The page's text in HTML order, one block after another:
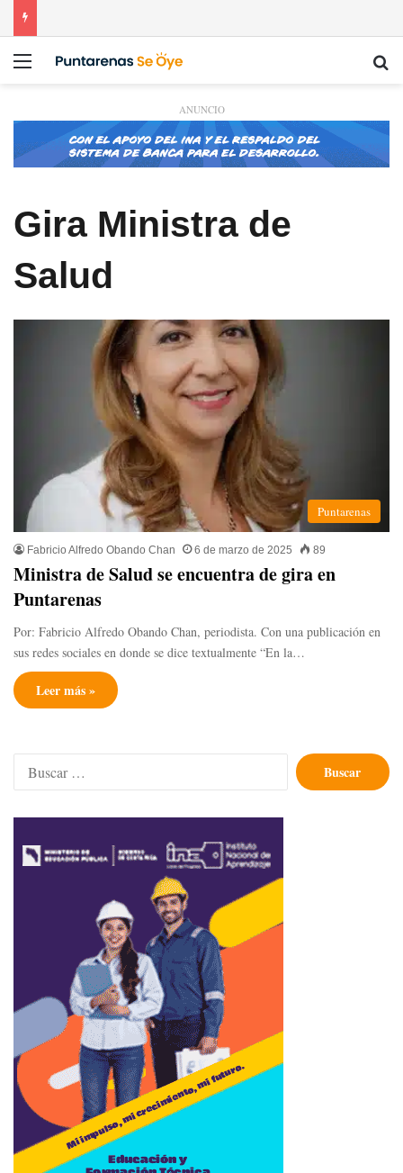
Menú
ANUNCIO
Gira Ministra de
Salud
Puntarenas
Fabricio Alfredo Obando Chan 6 de marzo de 2025 89
Ministra de Salud se encuentra de gira en
Puntarenas
Por: Fabricio Alfredo Obando Chan, periodista. Con una publicación en
sus redes sociales en donde se dice textualmente “En la…
Leer más »
Buscar: